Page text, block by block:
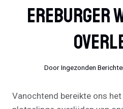
Ereburger
DoorIngezonden
Vanochtend bereikte ons